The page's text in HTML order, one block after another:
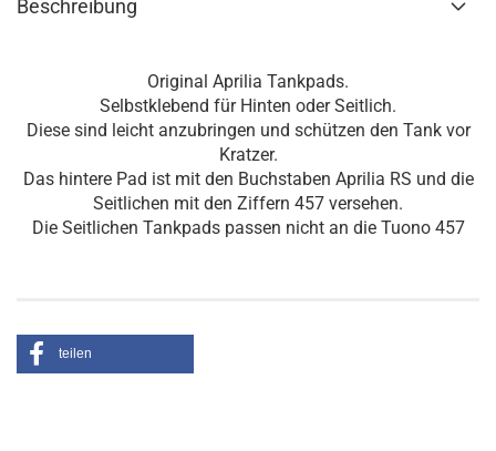
Beschreibung
Original Aprilia Tankpads.
Selbstklebend für Hinten oder Seitlich.
Diese sind leicht anzubringen und schützen den Tank vor
Kratzer.
Das hintere Pad ist mit den Buchstaben Aprilia RS und die
Seitlichen mit den Ziffern 457 versehen.
Die Seitlichen Tankpads passen nicht an die Tuono 457
teilen